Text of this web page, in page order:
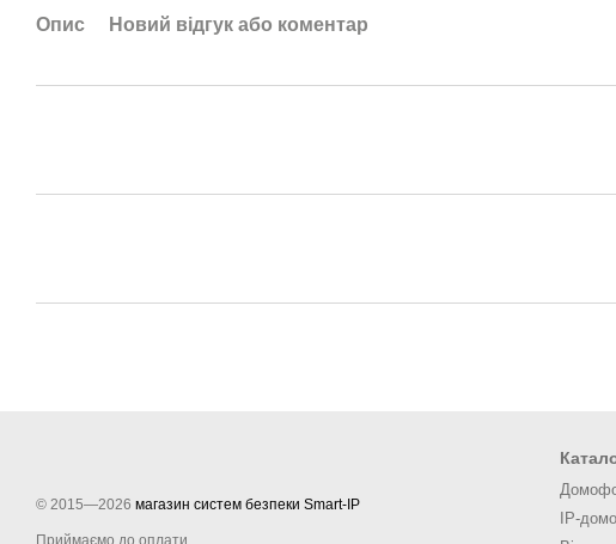
Опис Новий відгук або коментар
© 2015—2026 магазин систем безпеки Smart-IP
Приймаємо до оплати
IP-